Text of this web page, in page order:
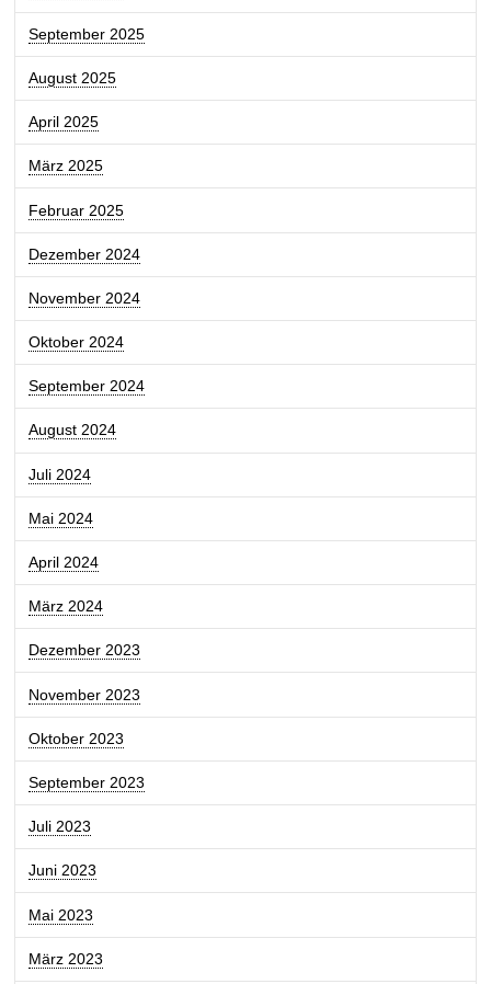
September 2025
August 2025
April 2025
März 2025
Februar 2025
Dezember 2024
November 2024
Oktober 2024
September 2024
August 2024
Juli 2024
Mai 2024
April 2024
März 2024
Dezember 2023
November 2023
Oktober 2023
September 2023
Juli 2023
Juni 2023
Mai 2023
März 2023